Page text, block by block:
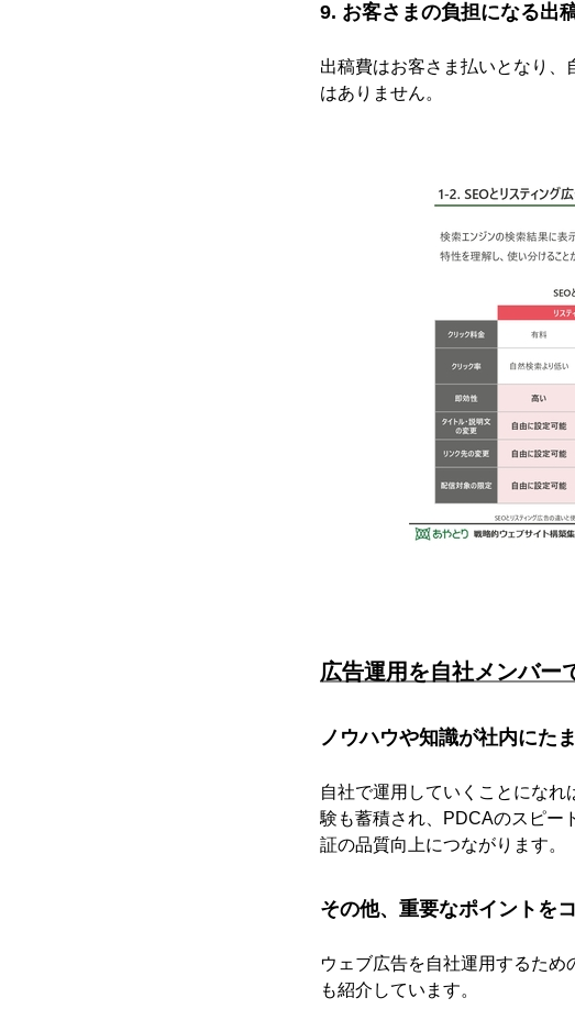
9. お客さまの負担になる出
出稿費はお客さま払いとなり
はありません。
広告運用を自社メンバー
ノウハウや知識が社内にた
自社で運用していくことにな
験も蓄積され、PDCAのスピー
証の品質向上につながります。
その他、重要なポイントを
ウェブ広告を自社運用するた
も紹介しています。